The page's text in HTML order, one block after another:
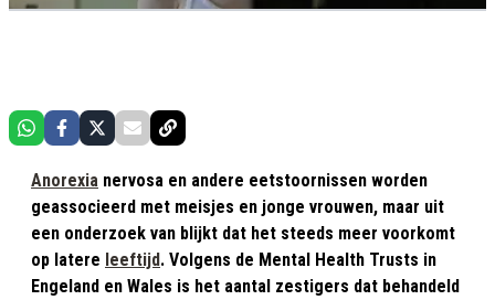
Anorexia nervosa en andere eetstoornissen worden
geassocieerd met meisjes en jonge vrouwen, maar uit
een onderzoek van blijkt dat het steeds meer voorkomt
op latere leeftijd. Volgens de Mental Health Trusts in
Engeland en Wales is het aantal zestigers dat behandeld